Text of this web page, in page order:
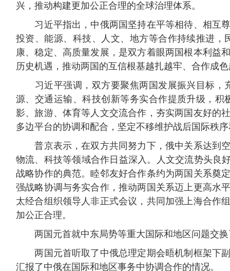
兴，推动构建更加公正合理的全球治理体系。
习近平指出，中俄两国坚持在平等相待、相互尊
投资、能源、科技、人文、地方等合作持续推进
康、稳定、高质量发展，是双方着眼两国根本利益
历史机遇，推动两国的互信根基越扎越牢、合作成
习近平强调，双方要聚焦两国发展振兴目标，
源、交通运输、科技创新等务实合作提质升级，
影、旅游、体育等人文交流合作，夯实两国友好的
多边平台的协调和配合，坚定不移维护战后国际秩
普京表示，在双方共同努力下，俄中关系达到空
物流、科技等领域合作日益深入。人文交流势头良
战略协作的典范。睦邻友好合作条约为两国关系奠
强战略协调与务实合作，推动两国关系迈上更高水
太经合组织领导人非正式会议，共同加强上海合作
加公正合理。
两国元首就中东局势等重大国际和地区问题交换
两国元首听取了中俄总理定期会晤机制框架下副
汇报了中俄在国际和地区事务中协调合作的情况。